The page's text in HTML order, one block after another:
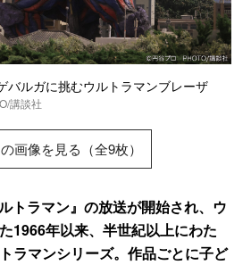
バルガに挑むウルトラマンブレーザ
講談社
画像を見る（全9枚）
トラマン』の放送が開始され、ウ
1966年以来、半世紀以上にわた
ラマンシリーズ。作品ごとに子ど